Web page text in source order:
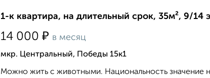
1-к квартира, на длительный срок, 35м², 9/14
14 000 ₽ в месяц
мкр. Центральный, Победы 15к1
Можно жить с животными. Национальность значение